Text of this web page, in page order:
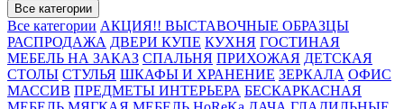
Все категории
Все категории АКЦИЯ!! ВЫСТАВОЧНЫЕ ОБРАЗЦЫ
РАСПРОДАЖА ДВЕРИ КУПЕ КУХНЯ ГОСТИНАЯ
МЕБЕЛЬ НА ЗАКАЗ СПАЛЬНЯ ПРИХОЖАЯ ДЕТСКАЯ
СТОЛЫ СТУЛЬЯ ШКАФЫ И ХРАНЕНИЕ ЗЕРКАЛА ОФИС
МАССИВ ПРЕДМЕТЫ ИНТЕРЬЕРА БЕСКАРКАСНАЯ